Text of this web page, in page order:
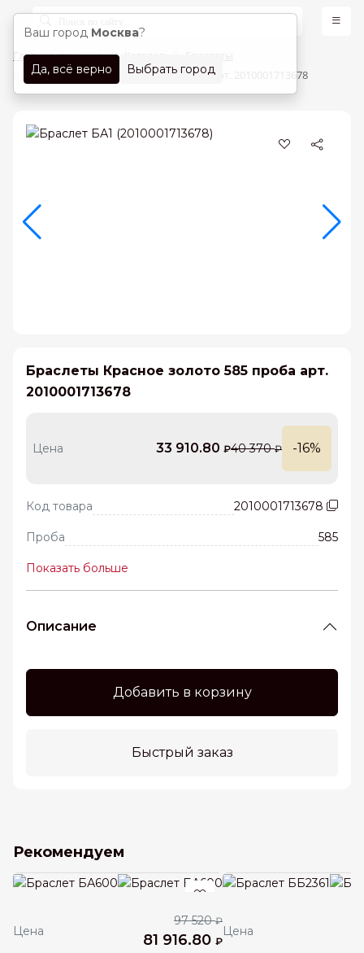
Главная страница
Браслеты Красное золото 585 проба арт. 2010001713678
Браслеты Красное золото 585 проба арт.
2010001713678
Цена 33 910.80 ₽40 370₽ -16%
Код товара 2010001713678
Проба 585
Показать больше
Описание
Добавить в корзину
Быстрый заказ
Рекомендуем
Цена
97 520₽
81 916.80 ₽
Цена
Ваш город Москва?
Да, всё верно Выбрать город